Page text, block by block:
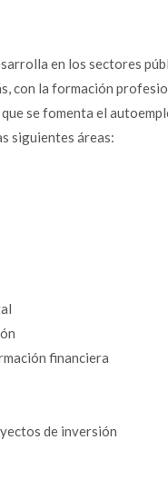
en los sectores
con la formación
se fomenta el
siguientes áreas:
financiera
de inversión